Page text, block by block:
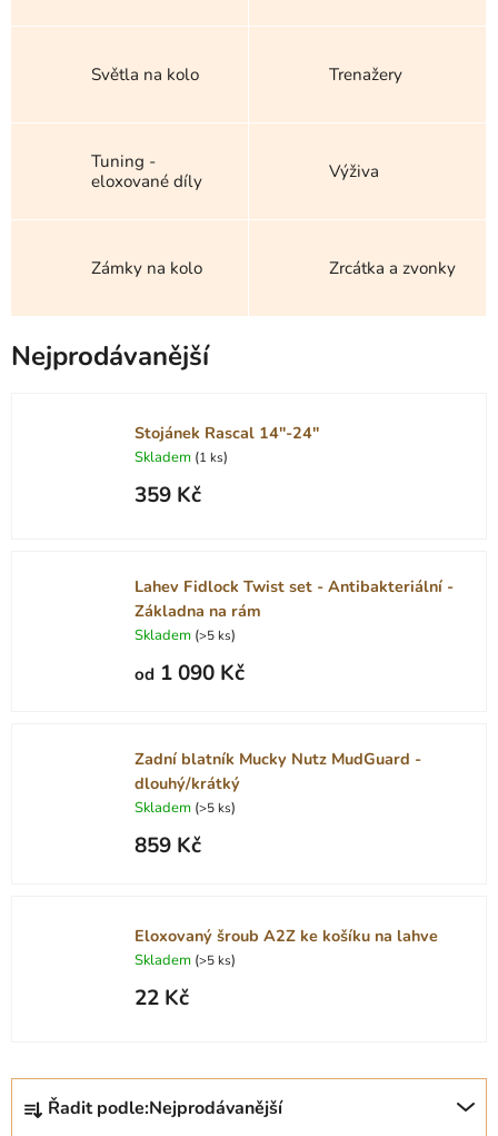
Světla na kolo Trenažery
Tuning -
eloxované díly
Výživa
Zámky na kolo Zrcátka a zvonky
Nejprodávanější
Stojánek Rascal 14"-24"
Skladem (1 ks)
359 Kč
Lahev Fidlock Twist set - Antibakteriální -
Základna na rám
Skladem (>5 ks)
od 1 090 Kč
Zadní blatník Mucky Nutz MudGuard -
dlouhý/krátký
Skladem (>5 ks)
859 Kč
Eloxovaný šroub A2Z ke košíku na lahve
Skladem (>5 ks)
22 Kč
Ř
Řadit podle:Nejprodávanější